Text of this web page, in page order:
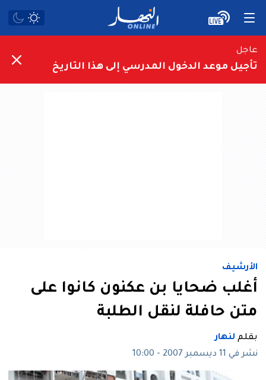
عاجل
تأجيل موعد الدخول المدرسي إلى هذا التاريخ
الأرشيف
أغلب ضحايا بن عكنون كانوا على
متن حافلة لنقل الطلبة
بقلم لنهار
نشر في 11 ديسمبر 2007 - 10:00